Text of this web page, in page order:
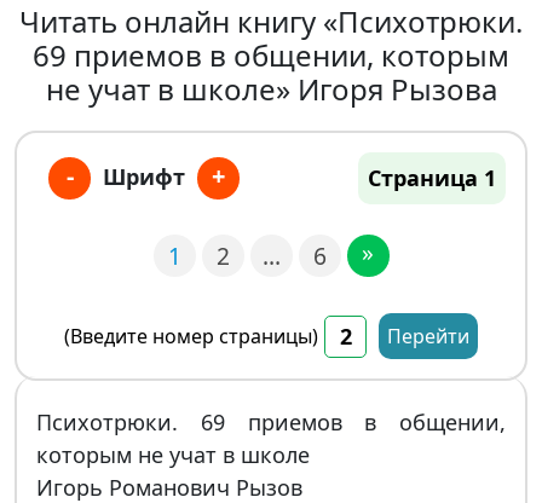
Читать онлайн книгу «Психотрюки.
69 приемов в общении, которым
не учат в школе» Игоря Рызова
- Шрифт + Страница 1
1 2 … 6 »
(Введите номер страницы) Перейти
Психотрюки. 69 приемов в общении,
которым не учат в школе
Игорь Романович Рызов